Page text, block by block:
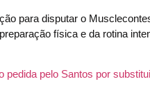
para disputar o
física e da rotina
pedida pelo Santos por